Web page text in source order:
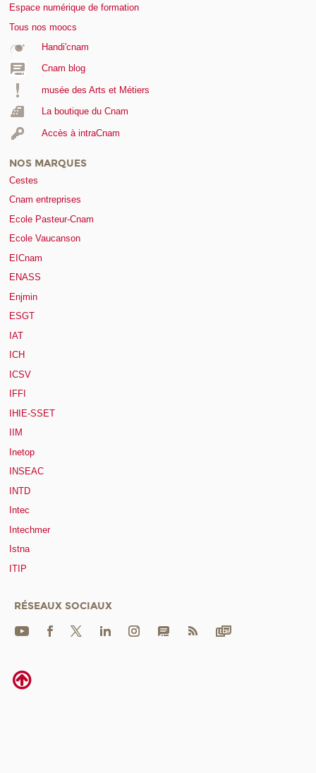
Espace numérique de formation
Tous nos moocs
Handi'cnam
Cnam blog
musée des Arts et Métiers
La boutique du Cnam
Accès à intraCnam
NOS MARQUES
Cestes
Cnam entreprises
Ecole Pasteur-Cnam
Ecole Vaucanson
EICnam
ENASS
Enjmin
ESGT
IAT
ICH
ICSV
IFFI
IHIE-SSET
IIM
Inetop
INSEAC
INTD
Intec
Intechmer
Istna
ITIP
RÉSEAUX SOCIAUX